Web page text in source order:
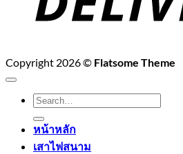
Copyright 2026 © Flatsome Theme
Search
for:
หน้าหลัก
เสาไฟสนาม